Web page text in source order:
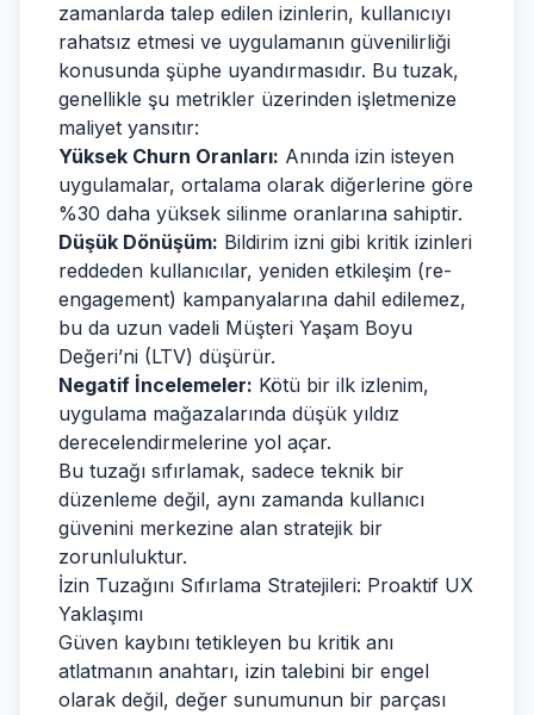
zamanlarda talep edilen izinlerin, kullanıcıyı
rahatsız etmesi ve uygulamanın güvenilirliği
konusunda şüphe uyandırmasıdır. Bu tuzak,
genellikle şu metrikler üzerinden işletmenize
maliyet yansıtır:
Yüksek Churn Oranları: Anında izin isteyen
uygulamalar, ortalama olarak diğerlerine göre
%30 daha yüksek silinme oranlarına sahiptir.
Düşük Dönüşüm: Bildirim izni gibi kritik izinleri
reddeden kullanıcılar, yeniden etkileşim (re-
engagement) kampanyalarına dahil edilemez,
bu da uzun vadeli Müşteri Yaşam Boyu
Değeri’ni (LTV) düşürür.
Negatif İncelemeler: Kötü bir ilk izlenim,
uygulama mağazalarında düşük yıldız
derecelendirmelerine yol açar.
Bu tuzağı sıfırlamak, sadece teknik bir
düzenleme değil, aynı zamanda kullanıcı
güvenini merkezine alan stratejik bir
zorunluluktur.
İzin Tuzağını Sıfırlama Stratejileri: Proaktif UX
Yaklaşımı
Güven kaybını tetikleyen bu kritik anı
atlatmanın anahtarı, izin talebini bir engel
olarak değil, değer sunumunun bir parçası